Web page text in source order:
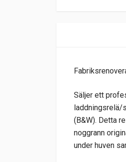
Säljer ett
laddningsrelä/
(B&W). Detta
noggrann
under huven